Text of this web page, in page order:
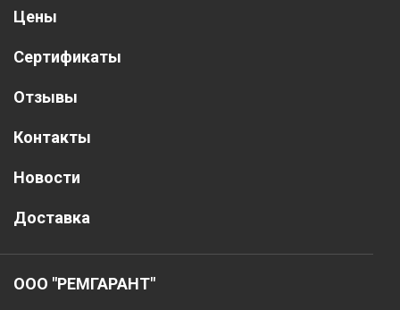
Цены
Сертификаты
Отзывы
Контакты
Новости
Доставка
ООО "РЕМГАРАНТ"